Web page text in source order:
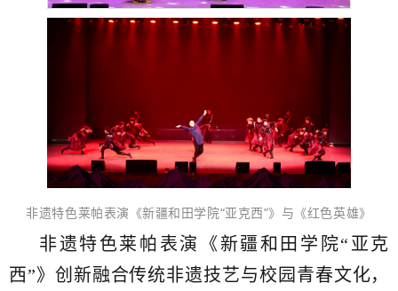
非遗特色莱帕表演《新疆和田学院“亚克西”》与《红色英雄》
非遗特色莱帕表演《新疆和田学院“亚克
西”》创新融合传统非遗技艺与校园青春文化，